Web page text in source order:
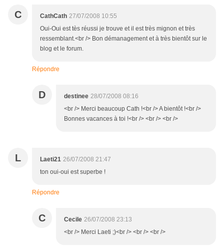
C CathCath 27/07/2008 10:55
Oui-Oui est tès réussi je trouve et il est très mignon et très
ressemblant.<br /> Bon démanagement et à très bientôt sur le
blog et le forum.
Répondre
D destinee 28/07/2008 08:16
<br /> Merci beaucoup Cath !<br /> A bientôt !<br />
Bonnes vacances à toi !<br /> <br /> <br />
L Laeti21 26/07/2008 21:47
ton oui-oui est superbe !
Répondre
C Cecile 26/07/2008 23:13
<br /> Merci Laeti ;)<br /> <br /> <br />